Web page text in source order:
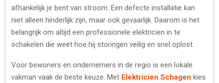
afhankelijk je bent van stroom. Een defecte installatie kan
niet alleen hinderlijk zijn, maar ook gevaarlijk. Daarom is het
belangrijk om altijd een professionele elektricien in te
schakelen die weet hoe hij storingen veilig en snel oplost.
Voor bewoners en ondernemers in de regio is een lokale
vakman vaak de beste keuze. Met Elektricien Schagen kies